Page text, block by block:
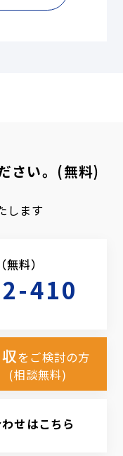
さい。(無料)
します
料）
410
をご検討の方
(相談無料)
せはこちら